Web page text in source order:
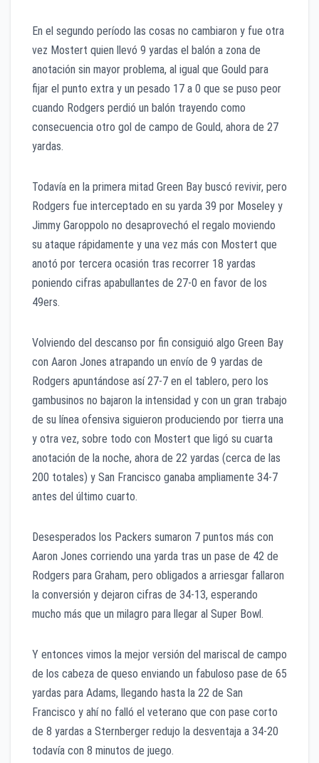
En el segundo período las cosas no cambiaron y fue otra
vez Mostert quien llevó 9 yardas el balón a zona de
anotación sin mayor problema, al igual que Gould para
fijar el punto extra y un pesado 17 a 0 que se puso peor
cuando Rodgers perdió un balón trayendo como
consecuencia otro gol de campo de Gould, ahora de 27
yardas.
Todavía en la primera mitad Green Bay buscó revivir, pero
Rodgers fue interceptado en su yarda 39 por Moseley y
Jimmy Garoppolo no desaprovechó el regalo moviendo
su ataque rápidamente y una vez más con Mostert que
anotó por tercera ocasión tras recorrer 18 yardas
poniendo cifras apabullantes de 27-0 en favor de los
49ers.
Volviendo del descanso por fin consiguió algo Green Bay
con Aaron Jones atrapando un envío de 9 yardas de
Rodgers apuntándose así 27-7 en el tablero, pero los
gambusinos no bajaron la intensidad y con un gran trabajo
de su línea ofensiva siguieron produciendo por tierra una
y otra vez, sobre todo con Mostert que ligó su cuarta
anotación de la noche, ahora de 22 yardas (cerca de las
200 totales) y San Francisco ganaba ampliamente 34-7
antes del último cuarto.
Desesperados los Packers sumaron 7 puntos más con
Aaron Jones corriendo una yarda tras un pase de 42 de
Rodgers para Graham, pero obligados a arriesgar fallaron
la conversión y dejaron cifras de 34-13, esperando
mucho más que un milagro para llegar al Super Bowl.
Y entonces vimos la mejor versión del mariscal de campo
de los cabeza de queso enviando un fabuloso pase de 65
yardas para Adams, llegando hasta la 22 de San
Francisco y ahí no falló el veterano que con pase corto
de 8 yardas a Sternberger redujo la desventaja a 34-20
todavía con 8 minutos de juego.